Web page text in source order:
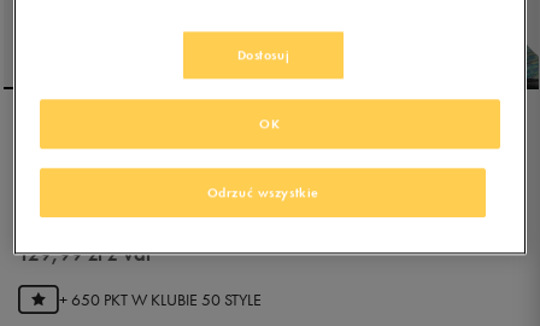
ADIDAS RAPIDASNOW
BTW I
0.0
129,99złz Vat
+ 650 PKT W KLUBIE 50 STYLE
Dostosuj
Odrzuć wszystkie
OK